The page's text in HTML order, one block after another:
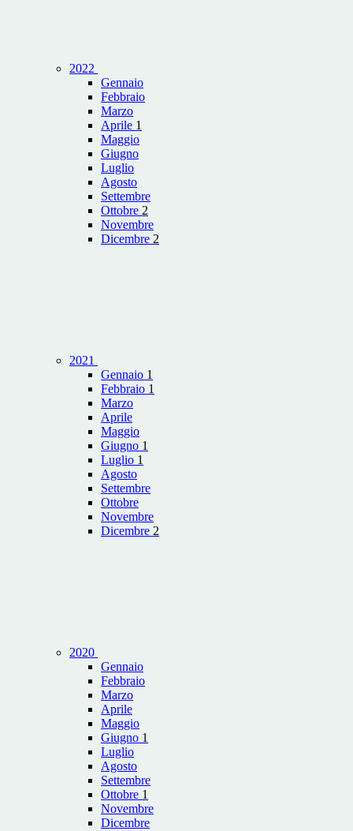
2022
Gennaio
Febbraio
Marzo
Aprile 1
Maggio
Giugno
Luglio
Agosto
Settembre
Ottobre 2
Novembre
Dicembre 2
2021
Gennaio 1
Febbraio 1
Marzo
Aprile
Maggio
Giugno 1
Luglio 1
Agosto
Settembre
Ottobre
Novembre
Dicembre 2
2020
Gennaio
Febbraio
Marzo
Aprile
Maggio
Giugno 1
Luglio
Agosto
Settembre
Ottobre 1
Novembre
Dicembre